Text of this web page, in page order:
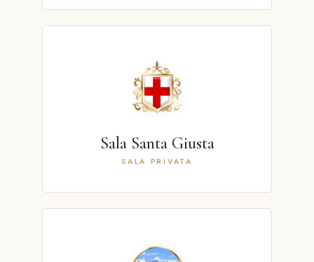
Sala Santa Giusta
SALA PRIVATA